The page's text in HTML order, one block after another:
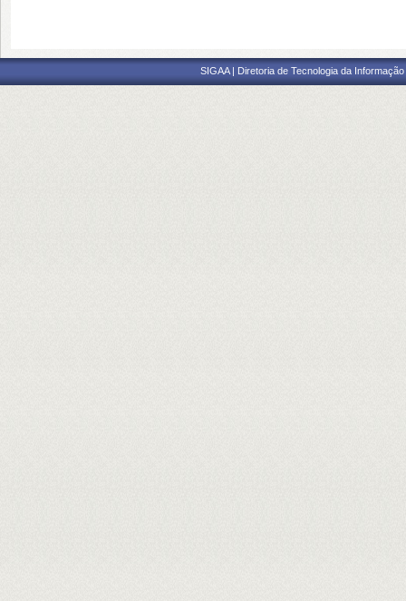
SIGAA | Diretoria de Tecnologia da